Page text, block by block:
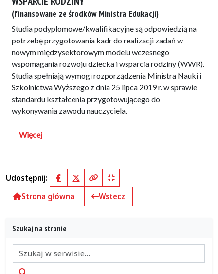
(finansowane ze środków Ministra Edukacji)
Studia podyplomowe/kwalifikacyjne są odpowiedzią na
potrzebę przygotowania kadr do realizacji zadań w
nowym międzysektorowym modelu wczesnego
wspomagania rozwoju dziecka i wsparcia rodziny (WWR).
Studia spełniają wymogi rozporządzenia Ministra Nauki i
Szkolnictwa Wyższego z dnia 25 lipca 2019 r. w sprawie
standardu kształcenia przygotowującego do
wykonywania zawodu nauczyciela.
Więcej
Udostępnij: FacebookX (Twitter)
Kopiuj pełny link
Kopiuj krótki link
Strona główna
Wstecz
Szukaj na stronie
Szukaj